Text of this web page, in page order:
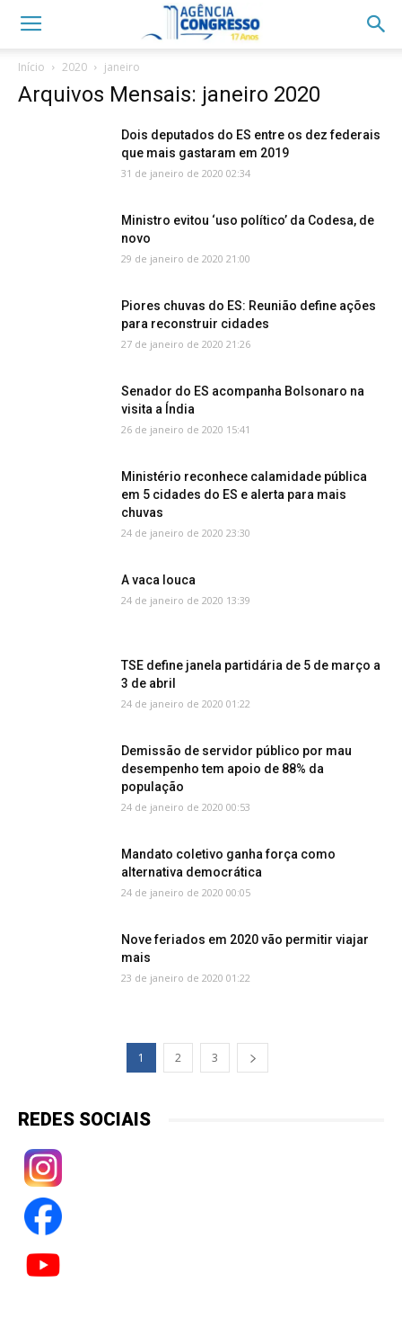
Início 2020 janeiro
Arquivos Mensais: janeiro 2020
Dois deputados do ES entre os dez federais
que mais gastaram em 2019
31 de janeiro de 2020 02:34
Ministro evitou ‘uso político’ da Codesa, de
novo
29 de janeiro de 2020 21:00
Piores chuvas do ES: Reunião define ações
para reconstruir cidades
27 de janeiro de 2020 21:26
Senador do ES acompanha Bolsonaro na
visita a Índia
26 de janeiro de 2020 15:41
Ministério reconhece calamidade pública
em 5 cidades do ES e alerta para mais
chuvas
24 de janeiro de 2020 23:30
A vaca louca
24 de janeiro de 2020 13:39
TSE define janela partidária de 5 de março a
3 de abril
24 de janeiro de 2020 01:22
Demissão de servidor público por mau
desempenho tem apoio de 88% da
população
24 de janeiro de 2020 00:53
Mandato coletivo ganha força como
alternativa democrática
24 de janeiro de 2020 00:05
Nove feriados em 2020 vão permitir viajar
mais
23 de janeiro de 2020 01:22
1 2 3
REDES SOCIAIS